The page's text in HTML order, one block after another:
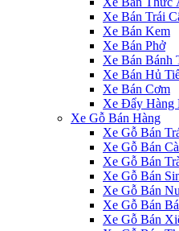
Xe Bán Trái
Xe Bán Kem
Xe Bán Phở
Xe Bán Bánh
Xe Bán Hủ
Xe Bán Cơm
Xe Đẩy Hàng
Xe Gỗ Bán Hàng
Xe Gỗ Bán
Xe Gỗ Bán
Xe Gỗ Bán
Xe Gỗ Bán
Xe Gỗ Bán
Xe Gỗ Bán
Xe Gỗ Bán